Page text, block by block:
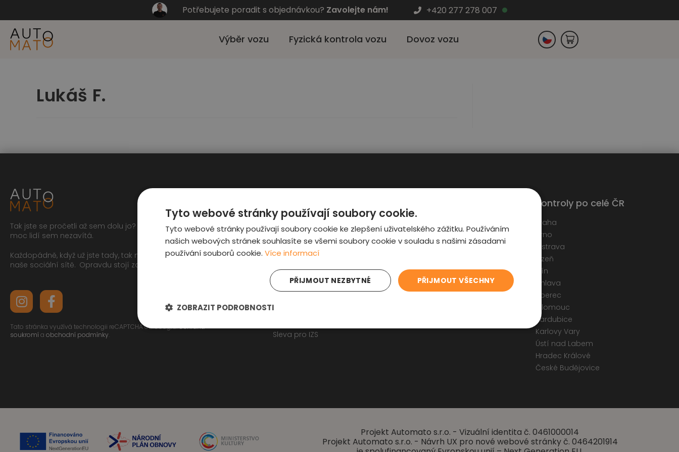
Potřebujete poradit s objednávkou? Zavolejte nám! +420 277 278 007
Výběr vozu Fyzická kontrola vozu Dovoz vozu
Lukáš F.
Tak jste se pročetli až sem dolu jo? To zasluhuje respekt,
moc lidí sem nezavítá.
Každopádně, když už jste tady, tak můžete mrknout na
naše sociální sítě. Opravdu stojí za to
Tato stránka využívá technologii reCAPTCHA od Googlu.Ochrana
soukromía obchodní podmínky.
Výběr auta
Fyzická kontrola auta
Prověrka historie
Zajímavosti
Kupní smlouva na auto
Sleva pro IZS
Kontakt
O nás
Osobní údaje a Cookies
Reklamační formulář
Kontroly po celé ČR
Praha
Brno
Ostrava
Plzeň
Zlín
Jihlava
Liberec
Olomouc
Pardubice
Karlovy Vary
Ústí nad Labem
Hradec Králové
České Budějovice
Projekt Automato s.r.o. - Vizuální identita č. 0461000014
Projekt Automato s.r.o. - Návrh UX pro nové webové stránky č. 0464201914
Tyto webové stránky používají soubory cookie.
Tyto webové stránky používají soubory cookie ke zlepšení uživatelského zážitku. Používáním
našich webových stránek souhlasíte se všemi soubory cookie v souladu s našimi zásadami
používání souborů cookie. Více informací
PŘIJMOUT VŠECHNY
PŘIJMOUT NEZBYTNÉ
ZOBRAZIT PODROBNOSTI